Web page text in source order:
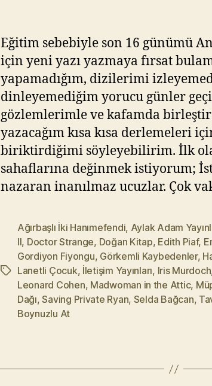
z
Eğitim sebebiyle son 16 günümü
için yeni yazı yazmaya fırsat
yapamadığım, dizilerimi
dinleyemediğim yorucu günler
gözlemlerimle ve kafamda
yazacağım kısa kısa derlemeleri
biriktirdiğimi söyleyebilirim. İlk
sahaflarına değinmek istiyorum;
nazaran inanılmaz ucuzlar. Çok
Etiketler
Ağırbaşlı İki Hanımefendi, Aylak Adam
II, Doctor Strange, Doğan Kitap, Edith Piaf,
Gordiyon Fiyongu, Görkemli Kaybedenler,
Lanetli Çocuk, İletişim Yayınları, Iris Murdoch
Leonard Cohen, Madwoman in the Attic,
Dağı,Saving Private Ryan, Selda Bağcan,
Boynuzlu At